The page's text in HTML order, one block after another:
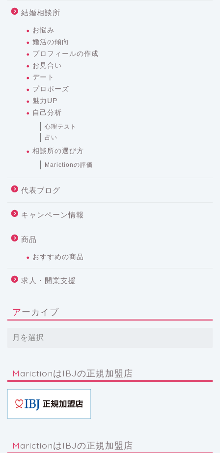
結婚相談所
お悩み
婚活の傾向
プロフィールの作成
お見合い
デート
プロポーズ
魅力UP
自己分析
心理テスト
占い
相談所の選び方
Marictionの評価
代表ブログ
キャンペーン情報
商品
おすすめの商品
求人・開業支援
アーカイブ
MarictionはIBJの正規加盟店
MarictionはIBJの正規加盟店